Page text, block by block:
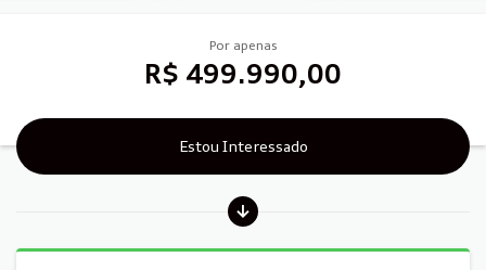
Por apenas
R$ 499.990,00
Estou Interessado